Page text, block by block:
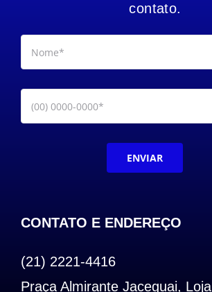
contato.
ENVIAR
CONTATO E ENDEREÇO
(21) 2221-4416
Praça Almirante Jaceguai, Loja